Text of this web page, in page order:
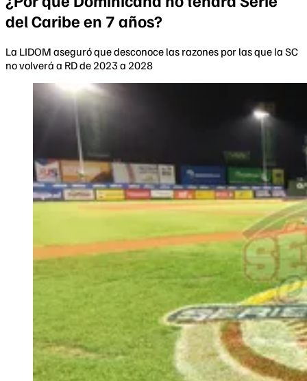
del Caribe en 7 años?
La LIDOM aseguró que desconoce las razones por las que la SC
no volverá a RD de 2023 a 2028